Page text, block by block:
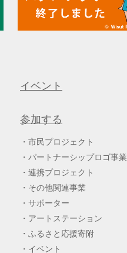
イベント
参加する
市民プロジェクト
パートナーシップロゴ事業
連携プロジェクト
その他関連事業
サポーター
アートステーション
ふるさと応援寄附
イベント